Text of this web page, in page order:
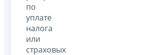
по
уплате
налога
или
страховых